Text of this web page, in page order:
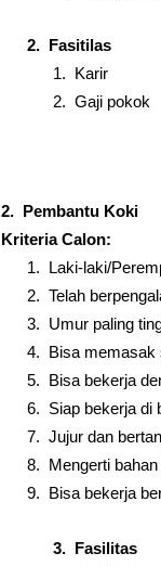
2. Fasitilas
1. Karir
2. Gaji pokok
2. Pembantu Koki
Kriteria Calon:
1. Laki-laki/
2. Telah
3. Umur paling
4. Bisa memasak
5. Bisa bekerja
6. Siap bekerja di
7. Jujur dan
8. Mengerti
9. Bisa bekerja
3. Fasilitas